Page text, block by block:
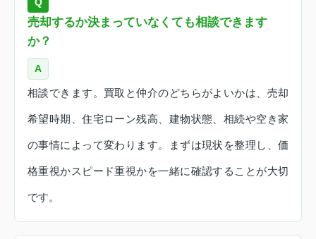
売却するか決まっていなくても相談できます
か？
A
相談できます。買取と仲介のどちらがよいかは、売却
希望時期、住宅ローン残高、建物状態、相続や空き家
の事情によって変わります。まずは現状を整理し、価
格重視かスピード重視かを一緒に確認することが大切
です。